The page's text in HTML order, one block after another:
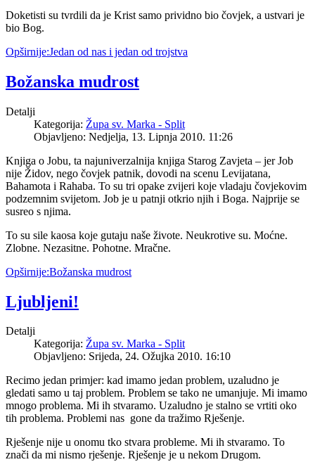
Doketisti su tvrdili da je Krist samo prividno bio čovjek, a ustvari je
bio Bog.
Opširnije:Jedan od nas i jedan od trojstva
Božanska mudrost
Detalji
Kategorija: Župa sv. Marka - Split
Objavljeno: Nedjelja, 13. Lipnja 2010. 11:26
Knjiga o Jobu, ta najuniverzalnija knjiga Starog Zavjeta – jer Job
nije Židov, nego čovjek patnik, dovodi na scenu Levijatana,
Bahamota i Rahaba. To su tri opake zvijeri koje vladaju čovjekovim
podzemnim svijetom. Job je u patnji otkrio njih i Boga. Najprije se
susreo s njima.
To su sile kaosa koje gutaju naše živote. Neukrotive su. Moćne.
Zlobne. Nezasitne. Pohotne. Mračne.
Opširnije:Božanska mudrost
Ljubljeni!
Detalji
Kategorija: Župa sv. Marka - Split
Objavljeno: Srijeda, 24. Ožujka 2010. 16:10
Recimo jedan primjer: kad imamo jedan problem, uzaludno je
gledati samo u taj problem. Problem se tako ne umanjuje. Mi imamo
mnogo problema. Mi ih stvaramo. Uzaludno je stalno se vrtiti oko
tih problema. Problemi nas gone da tražimo Rješenje.
Rješenje nije u onomu tko stvara probleme. Mi ih stvaramo. To
znači da mi nismo rješenje. Rješenje je u nekom Drugom.